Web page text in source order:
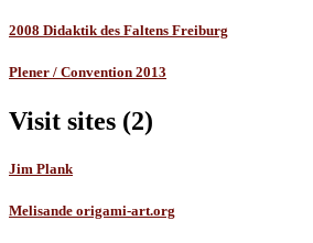
2008 Didaktik des Faltens Freiburg
Plener / Convention 2013
Visit sites (2)
Jim Plank
Melisande origami-art.org